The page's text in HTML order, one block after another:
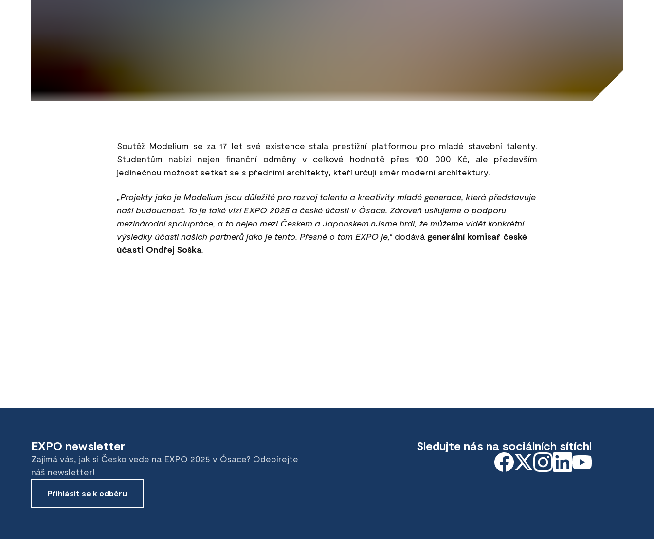
Soutěž Modelium se za 17 let své existence stala prestižní platformou pro mladé stavební talenty.
Studentům nabízí nejen finanční odměny v celkové hodnotě přes 100 000 Kč, ale především
jedinečnou možnost setkat se s předními architekty, kteří určují směr moderní architektury.
„Projekty jako je Modelium jsou důležité pro rozvoj talentu a kreativity mladé generace, která představuje
naši budoucnost. To je také vizí EXPO 2025 a české účasti v Ósace. Zároveň usilujeme o podporu
mezinárodní spolupráce, a to nejen mezi Českem a Japonskem.nJsme hrdí, že můžeme vidět konkrétní
výsledky účasti našich partnerů jako je tento. Přesně o tom EXPO je,“dodává generální komisař české
účasti Ondřej Soška.
EXPO newsletter
Zajímá vás, jak si Česko vede na EXPO 2025 v Ósace? Odebírejte
náš newsletter!
Přihlásit se k odběru
Sledujte nás na sociálních sítích!